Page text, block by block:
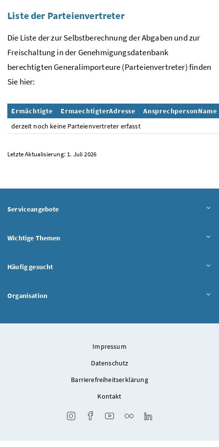
Liste der Parteienvertreter
Die Liste der zur Selbstberechnung der Abgaben und zur
Freischaltung in der Genehmigungsdatenbank
berechtigten Generalimporteure (Parteienvertreter) finden
Sie hier:
Ermächtigte ErmaechtigterAdresse
AnsprechpersonName
derzeit noch keine Parteienvertreter erfasst
Letzte Aktualisierung: 1. Juli 2026
Serviceangebote
Wichtige Themen
Häufig gesucht
Organisation
Impressum
Datenschutz
Barrierefreiheitserklärung
Kontakt
InstagramFacebookYoutubeFlickr